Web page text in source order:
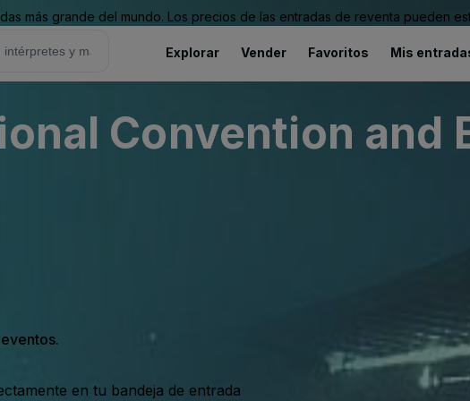
más grande del mundo. Los precios de las entradas de reventa pueden
Explorar Vender Favoritos Mis
Convention and
en tu bandeja de entrada